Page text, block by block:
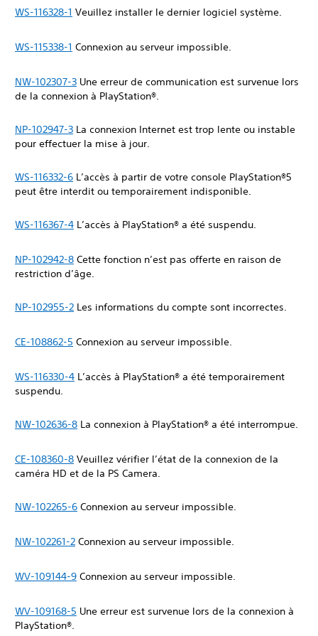
WS-116328-1 Veuillez installer le dernier logiciel système.
WS-115338-1 Connexion au serveur impossible.
NW-102307-3 Une erreur de communication est survenue lors
de la connexion à PlayStation®.
NP-102947-3 La connexion Internet est trop lente ou instable
pour effectuer la mise à jour.
WS-116332-6 L’accès à partir de votre console PlayStation®5
peut être interdit ou temporairement indisponible.
WS-116367-4 L’accès à PlayStation® a été suspendu.
NP-102942-8 Cette fonction n’est pas offerte en raison de
restriction d’âge.
NP-102955-2 Les informations du compte sont incorrectes.
CE-108862-5 Connexion au serveur impossible.
WS-116330-4 L’accès à PlayStation® a été temporairement
suspendu.
NW-102636-8 La connexion à PlayStation® a été interrompue.
CE-108360-8 Veuillez vérifier l’état de la connexion de la
caméra HD et de la PS Camera.
NW-102265-6 Connexion au serveur impossible.
NW-102261-2 Connexion au serveur impossible.
WV-109144-9 Connexion au serveur impossible.
WV-109168-5 Une erreur est survenue lors de la connexion à
PlayStation®.